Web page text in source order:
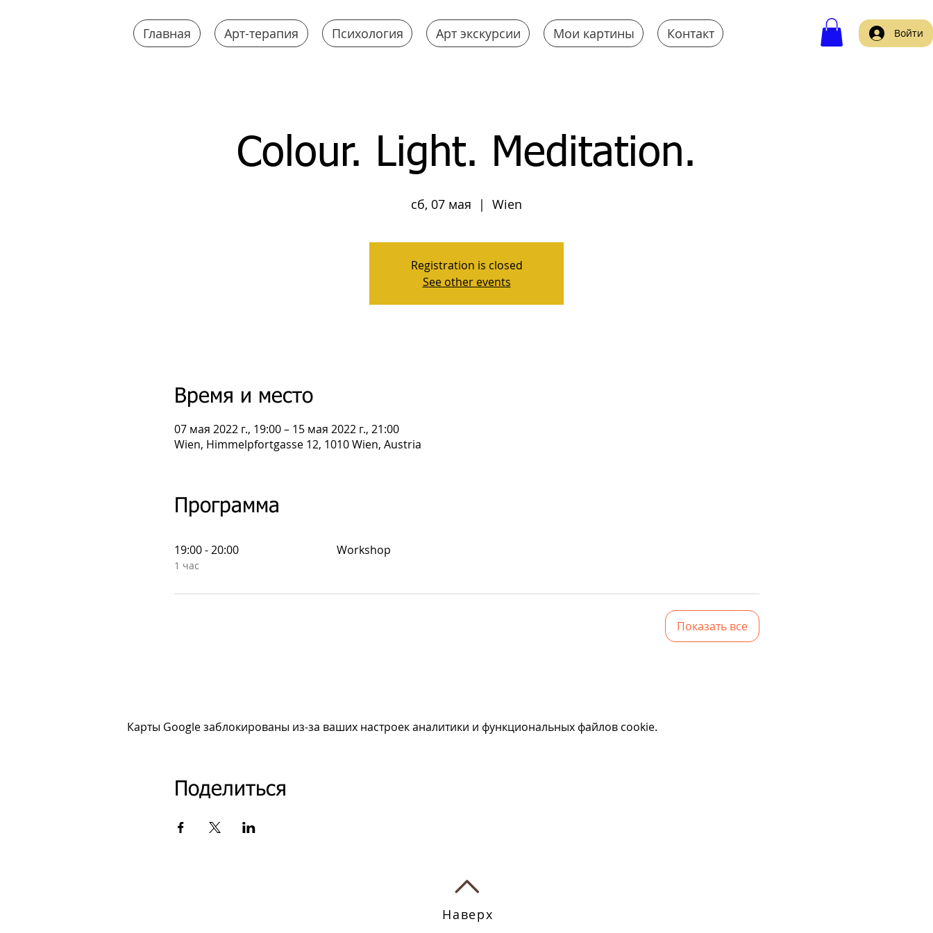
Главная Арт-терапия Психология Арт экскурсии Мои картины Контакт Войти
Colour. Light. Meditation.
сб, 07 мая
  |
Wien
Registration is closed
See other events
Время и место
07 мая 2022 г., 19:00 – 15 мая 2022 г., 21:00
Wien, Himmelpfortgasse 12, 1010 Wien, Austria
Программа
19:00 - 20:00
1 час
Workshop
Показать все
Карты Google заблокированы из-за ваших настроек аналитики и функциональных файлов cookie.
Поделиться
Наверх